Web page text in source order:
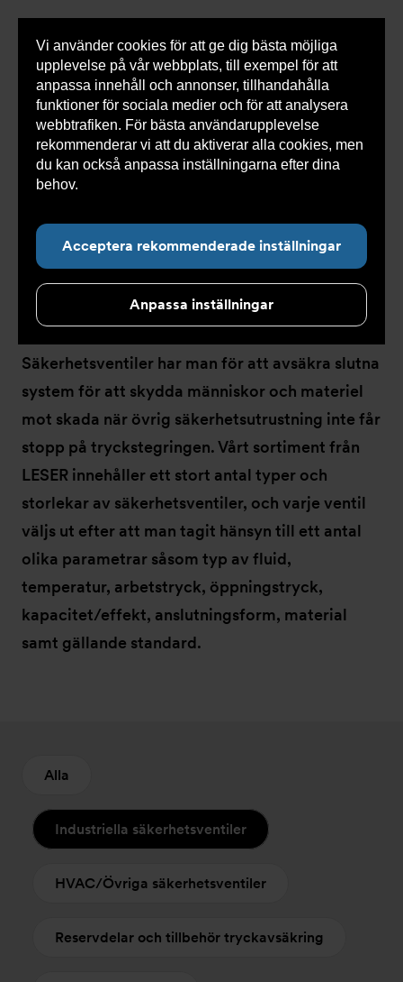
Vi använder cookies för att ge dig bästa möjliga
upplevelse på vår webbplats, till exempel för att
anpassa innehåll och annonser, tillhandahålla
funktioner för sociala medier och för att analysera
webbtrafiken. För bästa användarupplevelse
rekommenderar vi att du aktiverar alla cookies, men
du kan också anpassa inställningarna efter dina
behov.
Acceptera rekommenderade inställningar
Anpassa inställningar
0 varorSnabborder
Du
här:
Armatec > Produkter > Tryckavsäkring
>
Industriella säkerhetsventiler
Industriella
säkerhetsventiler
Säkerhetsventiler har man för att avsäkra slutna
system för att skydda människor och materiel
mot skada när övrig säkerhetsutrustning inte får
stopp på tryckstegringen. Vårt sortiment från
LESER innehåller ett stort antal typer och
storlekar av säkerhetsventiler, och varje ventil
väljs ut efter att man tagit hänsyn till ett antal
olika parametrar såsom typ av fluid,
temperatur, arbetstryck, öppningstryck,
kapacitet/effekt, anslutningsform, material
samt gällande standard.
Alla
Industriella säkerhetsventiler
HVAC/Övriga säkerhetsventiler
Reservdelar och tillbehör tryckavsäkring